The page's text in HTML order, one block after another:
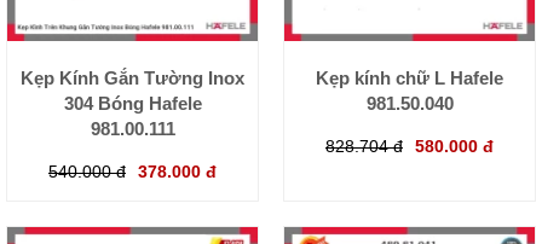
Kẹp Kính Gắn Tường Inox
304 Bóng Hafele
981.00.111
540.000 đ 378.000 đ
Kẹp kính chữ L Hafele
981.50.040
828.704 đ 580.000 đ